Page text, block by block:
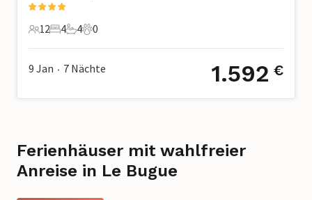
12 Gäste
12
4 Schlafzimmer
4
4 Badezimmer
4
0 Haustiere
0
9 Jan • 7 Nächte 1.592 €
Ferienhäuser mit wahlfreier
Anreise in Le Bugue